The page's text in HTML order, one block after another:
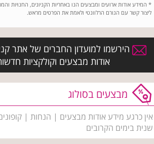
* המידע אודות ארועים ומבצעים הנו באחריות הקניונים, החנויות
ליצור קשר עם הגורם הרלוונטי ולאמת את הפרטים מראש.
הירשמו למועדון החברים של אתר
אודות מבצעים וקולקציות
מבצעים בסולוג
אין כרגע מידע אודות מבצעים | הנחות |
שנית בימים הקרובים